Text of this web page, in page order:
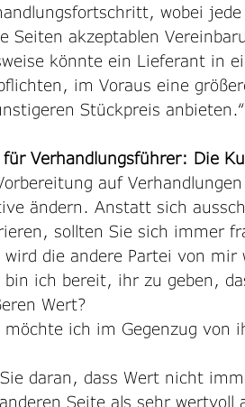
wobei
Seiten akzeptablen
könnte ein Lieferant in
im Voraus eine
Stückpreis anbieten.“
für Verhandlungsführer: Die
auf
ändern. Anstatt sich
sollten Sie sich immer
wird die andere Partei von mir
bin ich bereit, ihr zu geben,
Wert?
möchte ich im Gegenzug von
daran, dass Wert nicht
Seite als sehr